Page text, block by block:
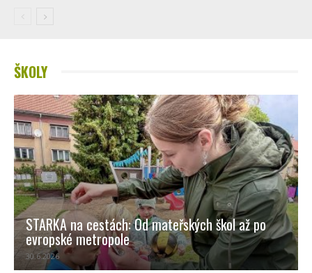
ŠKOLY
STARKA na cestách: Od mateřských škol až po
evropské metropole
30.6.2026